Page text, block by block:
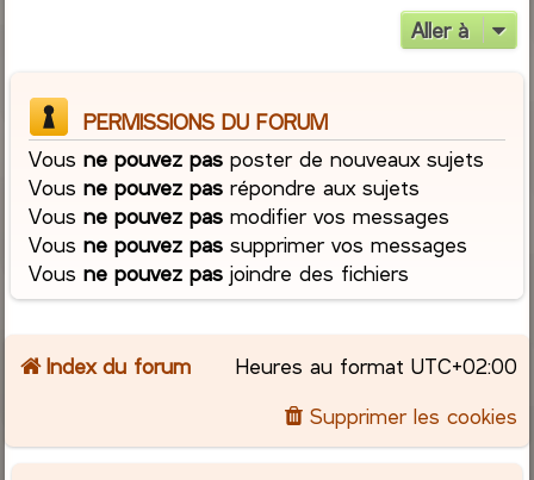
Aller à
PERMISSIONS DU FORUM
Vousne pouvez pas poster de nouveaux sujets
Vousne pouvez pas répondre aux sujets
Vousne pouvez pas modifier vos messages
Vousne pouvez pas supprimer vos messages
Vousne pouvez pas joindre des fichiers
Index du forum Heures au format UTC+02:00
Supprimer les cookies